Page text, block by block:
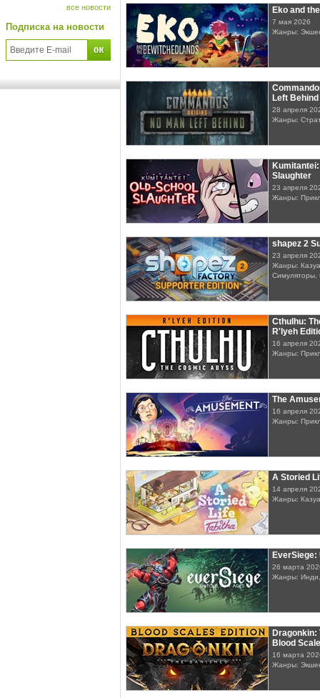
все новости
Подписка на новости
Eko and
7 мая 2026
Жанры:
Left Behind
28 апреля
Жанры:
Slaughter
23 апреля
Жанры:
shapez 2
23 апреля
Жанры:
Симуляторы,
Cthulhu:
R'lyeh
16 апреля
Жанры:
The
16 апреля
Жанры:
A Storied
14 апреля
Жанры:
26 марта
Жанры: Инди,
Dragonkin:
Blood
16 марта
Жанры: